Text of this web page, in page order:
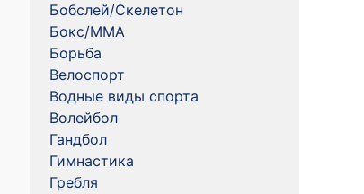
Бобслей/Скелетон
Бокс/MMA
Борьба
Велоспорт
Водные виды спорта
Волейбол
Гандбол
Гимнастика
Гребля